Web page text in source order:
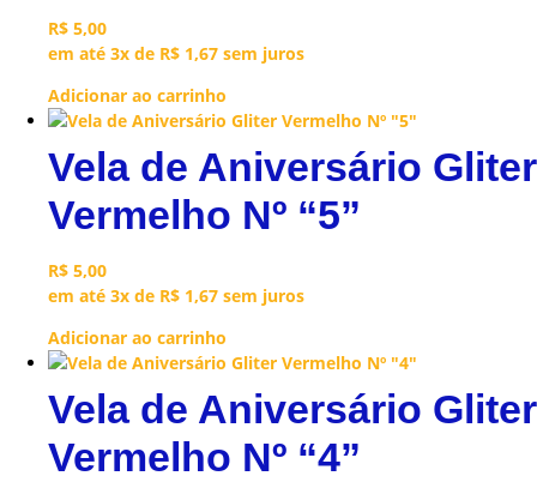
R$ 5,00
em até 3x de R$ 1,67 sem juros
Adicionar ao carrinho
Vela de Aniversário Gliter
Vermelho Nº “5”
R$ 5,00
em até 3x de R$ 1,67 sem juros
Adicionar ao carrinho
Vela de Aniversário Gliter
Vermelho Nº “4”